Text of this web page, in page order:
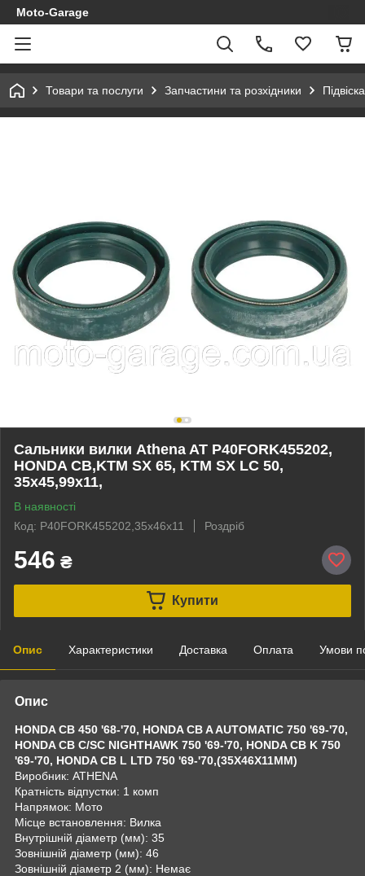
Moto-Garage
Товари та послуги Запчастини та розхідники Підвіска
Сальники вилки Athena AT P40FORK455202,
HONDA CB,KTM SX 65, KTM SX LC 50,
35x45,99x11,
В наявності
Код: P40FORK455202,35x46x11
Роздріб
546 ₴
Купити
Опис Характеристики Доставка Оплата Умови
Опис
HONDA CB 450 '68-'70, HONDA CB A AUTOMATIC 750 '69-'70,
HONDA CB C/SC NIGHTHAWK 750 '69-'70, HONDA CB K 750
'69-'70, HONDA CB L LTD 750 '69-'70,(35X46X11MM)
Виробник: ATHENA
Кратність відпустки: 1 комп
Напрямок: Мото
Місце встановлення: Вилка
Внутрішній діаметр (мм): 35
Зовнішній діаметр (мм): 46
Зовнішній діаметр 2 (мм): Немає